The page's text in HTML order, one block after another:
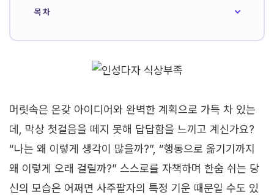
목차
머릿속은 온갖 아이디어와 완벽한 계획으로 가득 차 있는
데, 막상 첫걸음을 떼지 못해 답답함을 느끼고 계신가요?
“나는 왜 이렇게 생각이 많을까?”, “행동으로 옮기기까지
왜 이렇게 오래 걸릴까?” 스스로를 자책하며 한숨 쉬는 당
신의 모습은 어쩌면 사주팔자의 특정 기운 때문일 수도 있